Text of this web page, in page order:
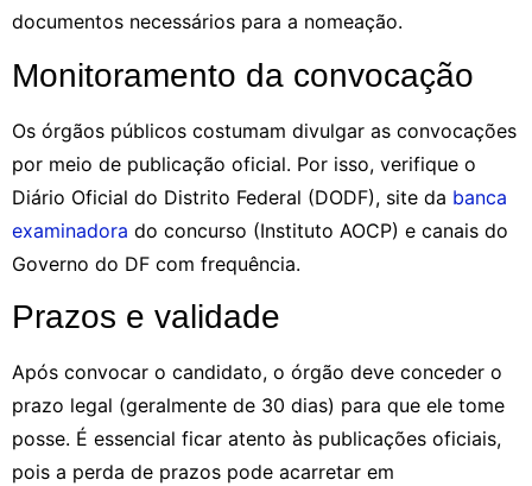
documentos necessários para a nomeação.
Monitoramento da convocação
Os órgãos públicos costumam divulgar as convocações
por meio de publicação oficial. Por isso, verifique o
Diário Oficial do Distrito Federal (DODF), site da banca
examinadora do concurso (Instituto AOCP) e canais do
Governo do DF com frequência.
Prazos e validade
Após convocar o candidato, o órgão deve conceder o
prazo legal (geralmente de 30 dias) para que ele tome
posse. É essencial ficar atento às publicações oficiais,
pois a perda de prazos pode acarretar em